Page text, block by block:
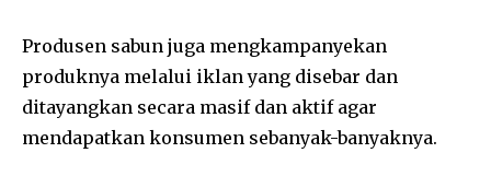
Produsen sabun juga mengkampanyekan
produknya melalui iklan yang disebar dan
ditayangkan secara masif dan aktif agar
mendapatkan konsumen sebanyak-banyaknya.